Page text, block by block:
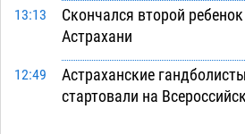
13:13
Скончался второй
Астрахани
12:49
Астраханские
стартовали на